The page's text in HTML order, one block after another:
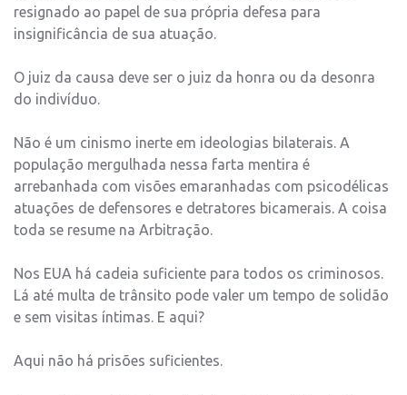
resignado ao papel de sua própria defesa para
insignificância de sua atuação.
O juiz da causa deve ser o juiz da honra ou da desonra
do indivíduo.
Não é um cinismo inerte em ideologias bilaterais. A
população mergulhada nessa farta mentira é
arrebanhada com visões emaranhadas com psicodélicas
atuações de defensores e detratores bicamerais. A coisa
toda se resume na Arbitração.
Nos EUA há cadeia suficiente para todos os criminosos.
Lá até multa de trânsito pode valer um tempo de solidão
e sem visitas íntimas. E aqui?
Aqui não há prisões suficientes.